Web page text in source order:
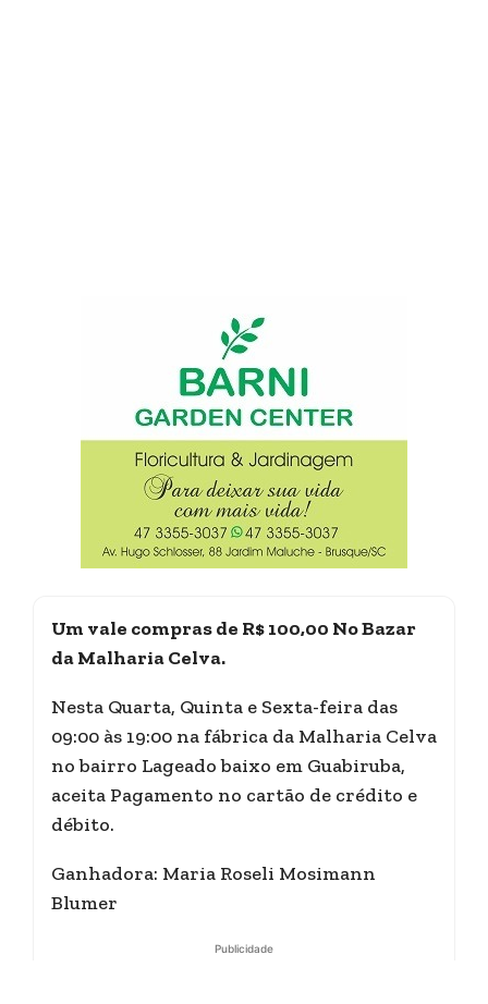
Um vale compras de R$ 100,00 No Bazar
da Malharia Celva.
Nesta Quarta, Quinta e Sexta-feira das
09:00 às 19:00 na fábrica da Malharia Celva
no bairro Lageado baixo em Guabiruba,
aceita Pagamento no cartão de crédito e
débito.
Ganhadora: Maria Roseli Mosimann
Blumer
Publicidade